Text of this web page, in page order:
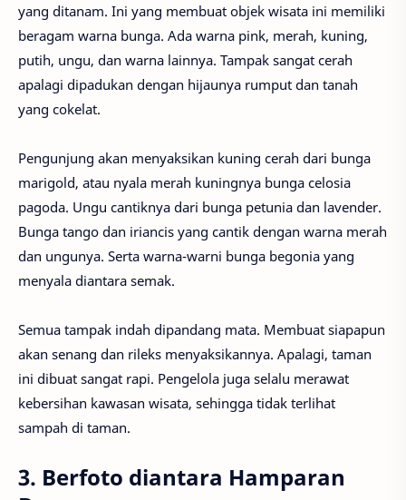
yang ditanam. Ini yang membuat objek wisata ini memiliki
beragam warna bunga. Ada warna pink, merah, kuning,
putih, ungu, dan warna lainnya. Tampak sangat cerah
apalagi dipadukan dengan hijaunya rumput dan tanah
yang cokelat.
Pengunjung akan menyaksikan kuning cerah dari bunga
marigold, atau nyala merah kuningnya bunga celosia
pagoda. Ungu cantiknya dari bunga petunia dan lavender.
Bunga tango dan iriancis yang cantik dengan warna merah
dan ungunya. Serta warna-warni bunga begonia yang
menyala diantara semak.
Semua tampak indah dipandang mata. Membuat siapapun
akan senang dan rileks menyaksikannya. Apalagi, taman
ini dibuat sangat rapi. Pengelola juga selalu merawat
kebersihan kawasan wisata, sehingga tidak terlihat
sampah di taman.
3. Berfoto diantara Hamparan